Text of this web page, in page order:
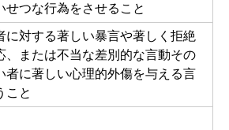
せつな行為をさせること
に対する著しい暴言や著しく拒絶
、または不当な差別的な言動その
者に著しい心理的外傷を与える言
こと